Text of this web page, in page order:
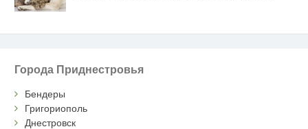
Города Приднестровья
Бендеры
Григориополь
Днестровск